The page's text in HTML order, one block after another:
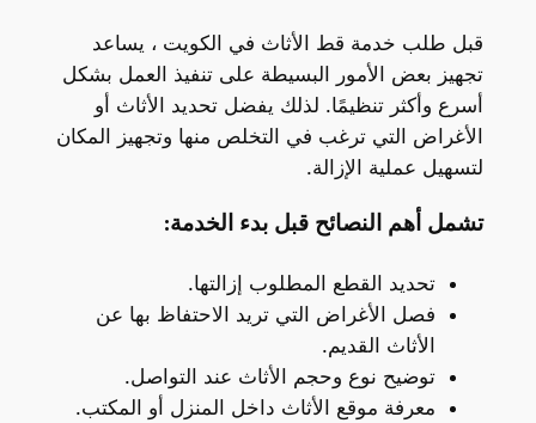
قبل طلب خدمة قط الأثاث في الكويت ، يساعد
تجهيز بعض الأمور البسيطة على تنفيذ العمل بشكل
أسرع وأكثر تنظيمًا. لذلك يفضل تحديد الأثاث أو
الأغراض التي ترغب في التخلص منها وتجهيز المكان
لتسهيل عملية الإزالة.
تشمل أهم النصائح قبل بدء الخدمة:
تحديد القطع المطلوب إزالتها.
فصل الأغراض التي تريد الاحتفاظ بها عن
الأثاث القديم.
توضيح نوع وحجم الأثاث عند التواصل.
معرفة موقع الأثاث داخل المنزل أو المكتب.